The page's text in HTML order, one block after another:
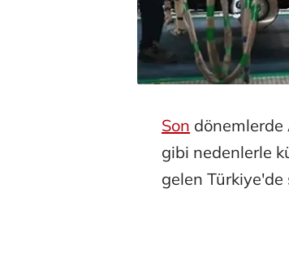
Son dönemlerde
gibi nedenlerle
gelen Türkiye'de